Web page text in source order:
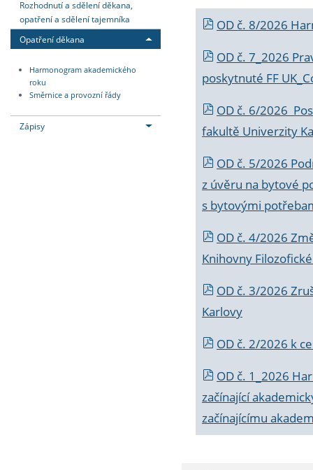
Rozhodnutí a sdělení děkana,
opatření a sdělení tajemníka
Opatření děkana
Harmonogram akademického
roku
Směrnice a provozní řády
Zápisy
OD č. 8/2026
OD č. 7_2026
poskytnuté FF
OD č. 6/2026
fakultě Univerzity
OD č. 5/2026
z úvěru na bytové
s bytovými
OD č. 4/2026
Knihovny
OD č. 3/2026
Karlovy
OD č. 2/2026 k
OD č. 1_2026
začínající
začínajícímu